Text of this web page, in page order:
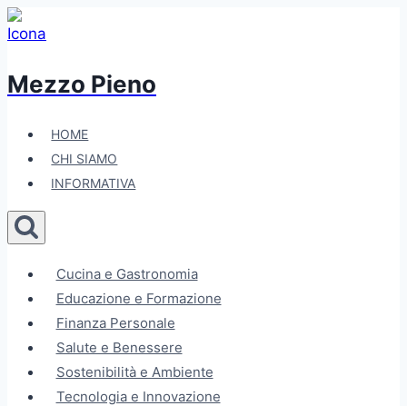
Salta
al
Mezzo Pieno
HOME
CHI SIAMO
INFORMATIVA
Cucina e Gastronomia
Educazione e Formazione
Finanza Personale
Salute e Benessere
Sostenibilità e Ambiente
Tecnologia e Innovazione